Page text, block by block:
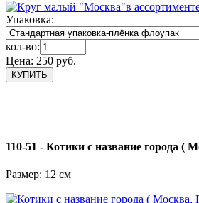
Упаковка:
кол-во:
Цена: 250 руб.
110-51 - Котики с название города (
Размер: 12 см